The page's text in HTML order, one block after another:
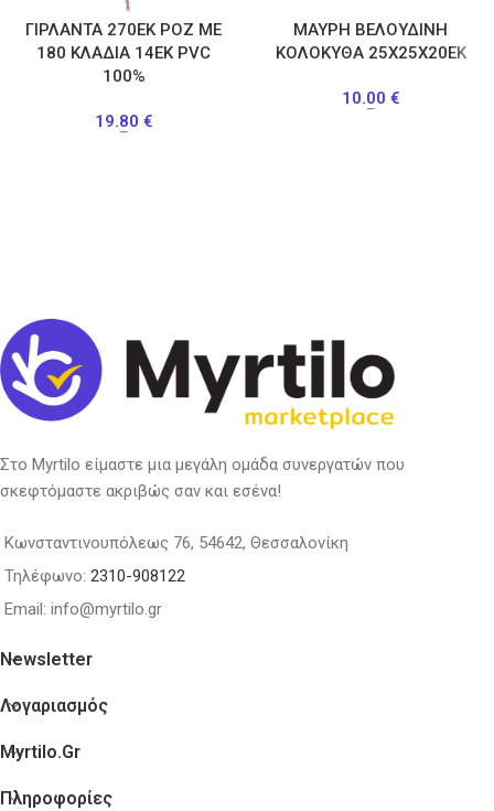
ΓΙΡΛΑΝΤΑ 270ΕΚ ΡΟΖ ΜΕ
180 ΚΛΑΔΙΑ 14ΕΚ PVC
100%
19.80 €
–
ΜΑΥΡΗ ΒΕΛΟΥΔΙΝΗ
ΚΟΛΟΚΥΘΑ 25Χ25Χ20ΕΚ
10.00 €
–
Στο Myrtilo είμαστε μια μεγάλη ομάδα συνεργατών που
σκεφτόμαστε ακριβώς σαν και εσένα!
Κωνσταντινουπόλεως 76, 54642, Θεσσαλονίκη
Τηλέφωνο: 2310-908122
Email: info@myrtilo.gr
Newsletter
Λογαριασμός
Myrtilo.gr
Πληροφορίες